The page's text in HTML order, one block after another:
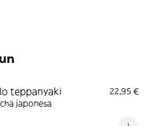
teppanyaki
22,95 €
japonesa